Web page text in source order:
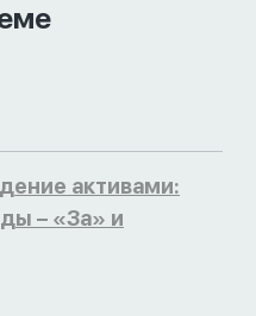
активами:
– «За» и